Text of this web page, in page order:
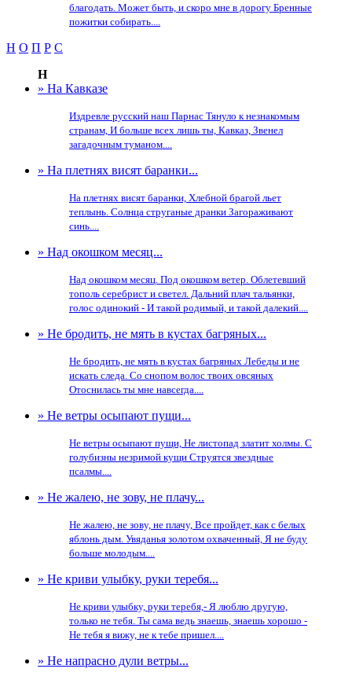
благодать. Может быть, и скоро мне в дорогу Бренные
пожитки собирать....
Н О П Р С
Н
» На Кавказе
Издревле русский наш Парнас Тянуло к незнакомым
странам, И больше всех лишь ты, Кавказ, Звенел
загадочным туманом....
» На плетнях висят баранки...
На плетнях висят баранки, Хлебной брагой льет
теплынь. Солнца струганые дранки Загораживают
синь....
» Над окошком месяц...
Над окошком месяц. Под окошком ветер. Облетевший
тополь серебрист и светел. Дальний плач тальянки,
голос одинокий - И такой родимый, и такой далекий....
» Не бродить, не мять в кустах багряных...
Не бродить, не мять в кустах багряных Лебеды и не
искать следа. Со снопом волос твоих овсяных
Отоснилась ты мне навсегда....
» Не ветры осыпают пущи...
Не ветры осыпают пущи, Не листопад златит холмы. С
голубизны незримой кущи Струятся звездные
псалмы....
» Не жалею, не зову, не плачу...
Не жалею, не зову, не плачу, Все пройдет, как с белых
яблонь дым. Увяданья золотом охваченный, Я не буду
больше молодым....
» Не криви улыбку, руки теребя...
Не криви улыбку, руки теребя,- Я люблю другую,
только не тебя. Ты сама ведь знаешь, знаешь хорошо -
Не тебя я вижу, не к тебе пришел....
» Не напрасно дули ветры...